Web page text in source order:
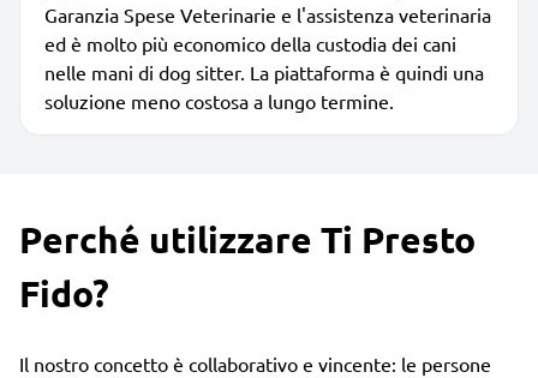
Garanzia Spese Veterinarie e l'assistenza veterinaria
ed è molto più economico della custodia dei cani
nelle mani di dog sitter. La piattaforma è quindi una
soluzione meno costosa a lungo termine.
Perché utilizzare Ti Presto
Fido?
Il nostro concetto è collaborativo e vincente: le persone